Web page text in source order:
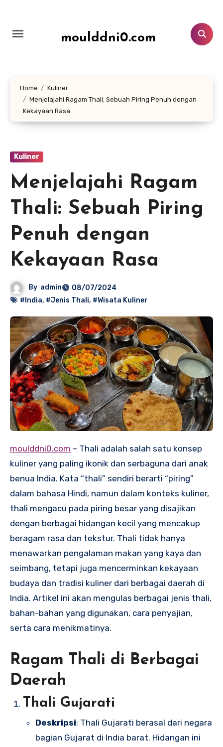
konten
moulddni0.com
Home
Kuliner
Menjelajahi Ragam Thali: Sebuah Piring Penuh dengan
Kekayaan Rasa
Kuliner
Menjelajahi Ragam
Thali: Sebuah Piring
Penuh dengan
Kekayaan Rasa
By admin
08/07/2024
#India, #Jenis Thali, #Wisata Kuliner
moulddni0.com – Thali adalah salah satu konsep
kuliner yang paling ikonik dan serbaguna dari anak
benua India. Kata “thali” sendiri berarti “piring”
dalam bahasa Hindi, namun dalam konteks kuliner,
thali mengacu pada piring besar yang disajikan
dengan berbagai hidangan kecil yang mencakup
beragam rasa dan tekstur. Thali tidak hanya
menawarkan pengalaman makan yang kaya dan
seimbang, tetapi juga mencerminkan kekayaan
budaya dan tradisi kuliner dari berbagai daerah di
India. Artikel ini akan mengulas berbagai jenis thali,
bahan-bahan yang digunakan, cara penyajian,
serta cara menikmatinya.
Ragam Thali di Berbagai
Daerah
Thali Gujarati
Deskripsi: Thali Gujarati berasal dari negara
bagian Gujarat di India barat. Hidangan ini